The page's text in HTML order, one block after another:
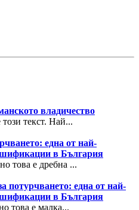
владичество
текст. Най...
една от най-
в България
това е дребна ...
потурчването: една от най-
в България
това е малка...